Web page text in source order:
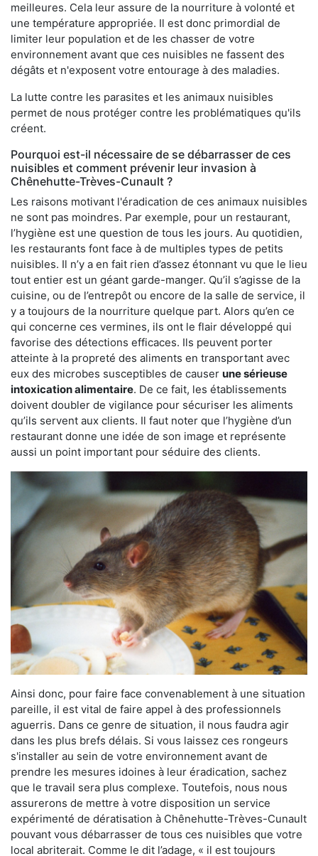
meilleures. Cela leur assure de la nourriture à volonté et
une température appropriée. Il est donc primordial de
limiter leur population et de les chasser de votre
environnement avant que ces nuisibles ne fassent des
dégâts et n'exposent votre entourage à des maladies.
La lutte contre les parasites et les animaux nuisibles
permet de nous protéger contre les problématiques qu'ils
créent.
Pourquoi est-il nécessaire de se débarrasser de ces
nuisibles et comment prévenir leur invasion à
Chênehutte-Trèves-Cunault ?
Les raisons motivant l'éradication de ces animaux nuisibles
ne sont pas moindres. Par exemple, pour un restaurant,
l’hygiène est une question de tous les jours. Au quotidien,
les restaurants font face à de multiples types de petits
nuisibles. Il n’y a en fait rien d’assez étonnant vu que le lieu
tout entier est un géant garde-manger. Qu’il s’agisse de la
cuisine, ou de l’entrepôt ou encore de la salle de service, il
y a toujours de la nourriture quelque part. Alors qu’en ce
qui concerne ces vermines, ils ont le flair développé qui
favorise des détections efficaces. Ils peuvent porter
atteinte à la propreté des aliments en transportant avec
eux des microbes susceptibles de causer une sérieuse
intoxication alimentaire. De ce fait, les établissements
doivent doubler de vigilance pour sécuriser les aliments
qu’ils servent aux clients. Il faut noter que l’hygiène d’un
restaurant donne une idée de son image et représente
aussi un point important pour séduire des clients.
Ainsi donc, pour faire face convenablement à une situation
pareille, il est vital de faire appel à des professionnels
aguerris. Dans ce genre de situation, il nous faudra agir
dans les plus brefs délais. Si vous laissez ces rongeurs
s'installer au sein de votre environnement avant de
prendre les mesures idoines à leur éradication, sachez
que le travail sera plus complexe. Toutefois, nous nous
assurerons de mettre à votre disposition un service
expérimenté de dératisation à Chênehutte-Trèves-Cunault
pouvant vous débarrasser de tous ces nuisibles que votre
local abriterait. Comme le dit l’adage, « il est toujours